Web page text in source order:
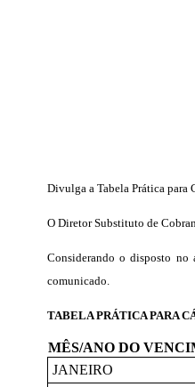
Divulga a Tabela Prática para
O Diretor Substituto de
Considerando o disposto
comunicado.
TABELA PRÁTICA PARA
MÊS/ANO DO
JANEIRO